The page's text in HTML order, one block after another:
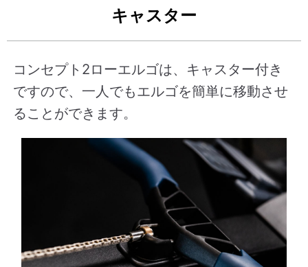
キャスター
コンセプト2ローエルゴは、キャスター付き
ですので、一人でもエルゴを簡単に移動させ
ることができます。